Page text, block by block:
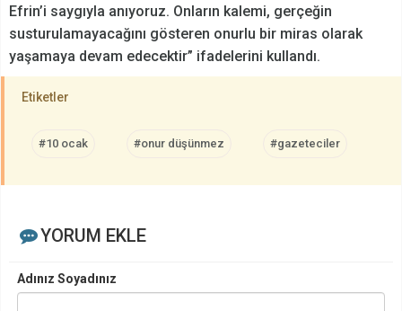
Efrin’i saygıyla anıyoruz. Onların kalemi, gerçeğin
susturulamayacağını gösteren onurlu bir miras olarak
yaşamaya devam edecektir” ifadelerini kullandı.
Etiketler
#10 ocak #onur düşünmez #gazeteciler
YORUM EKLE
Adınız Soyadınız